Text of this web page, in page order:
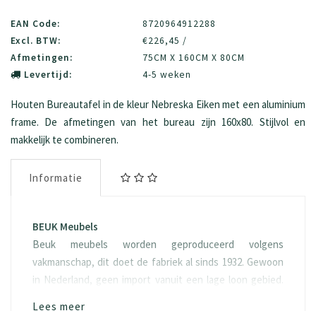
EAN Code:
8720964912288
Excl. BTW:
€226,45 /
Afmetingen:
75CM X 160CM X 80CM
Levertijd:
4-5 weken
Houten Bureautafel in de kleur Nebreska Eiken met een aluminium
frame. De afmetingen van het bureau zijn 160x80. Stijlvol en
makkelijk te combineren.
Informatie
BEUK Meubels
Beuk meubels worden geproduceerd volgens
vakmanschap, dit doet de fabriek al sinds 1932. Gewoon
in Nederland, geen import vanuit een lage loon gebied.
Lees meer